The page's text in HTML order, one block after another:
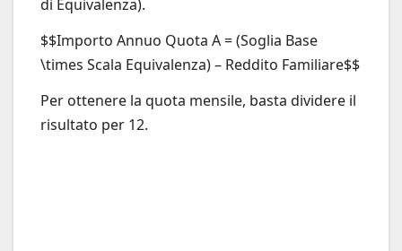
di Equivalenza).
$$Importo Annuo Quota A = (Soglia Base
\times Scala Equivalenza) – Reddito Familiare$$
Per ottenere la quota mensile, basta dividere il
risultato per 12.